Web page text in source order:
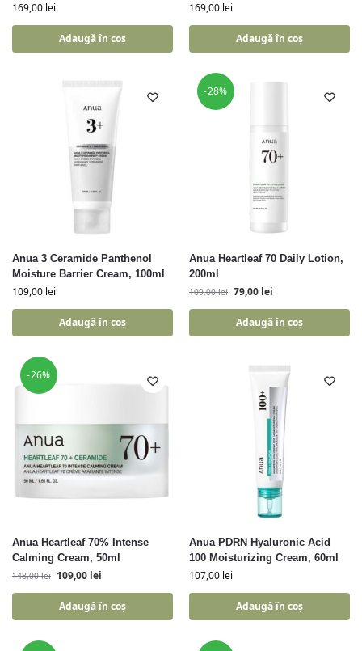
169,00 lei
Adaugă în coș
169,00 lei
Adaugă în coș
Anua 3 Ceramide Panthenol
Moisture Barrier Cream, 100ml
109,00 lei
Adaugă în coș
-28%
Anua Heartleaf 70 Daily Lotion,
200ml
109,00lei 79,00 lei
Adaugă în coș
-26%
Anua Heartleaf 70% Intense
Calming Cream, 50ml
148,00lei 109,00 lei
Adaugă în coș
Anua PDRN Hyaluronic Acid
100 Moisturizing Cream, 60ml
107,00 lei
Adaugă în coș